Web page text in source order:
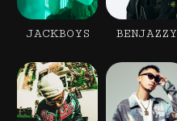
JACKBOYS BENJAZZY